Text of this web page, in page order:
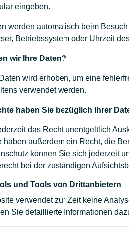
eingeben.
werden automatisch beim
Betriebssystem oder Uhrzeit
wir Ihre Daten?
wird erhoben, um eine
verwendet werden.
haben Sie bezüglich Ihrer
das Recht unentgeltlich
haben außerdem ein Recht, die
können Sie sich jederzeit
bei der zuständigen
und Tools von Drittanbietern
verwendet zur Zeit keine
Sie detaillierte Informationen